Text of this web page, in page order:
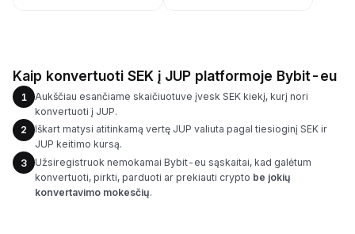
Kaip konvertuoti SEK į JUP platformoje Bybit-eu
1
Aukščiau esančiame skaičiuotuve įvesk SEK kiekį, kurį nori
konvertuoti į JUP.
2
Iškart matysi atitinkamą vertę JUP valiuta pagal tiesioginį SEK ir
JUP keitimo kursą.
3
Užsiregistruok nemokamai Bybit-eu sąskaitai, kad galėtum
konvertuoti, pirkti, parduoti ar prekiauti crypto be jokių
konvertavimo mokesčių.